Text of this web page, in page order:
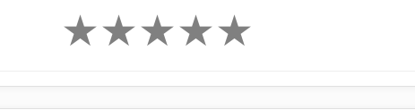
★
★
★
★
★